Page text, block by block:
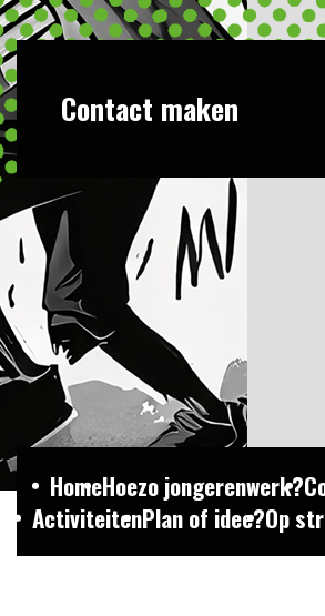
Contact maken
HomeHoezo jongerenwerk?
ActiviteitenPlan of idee?Op